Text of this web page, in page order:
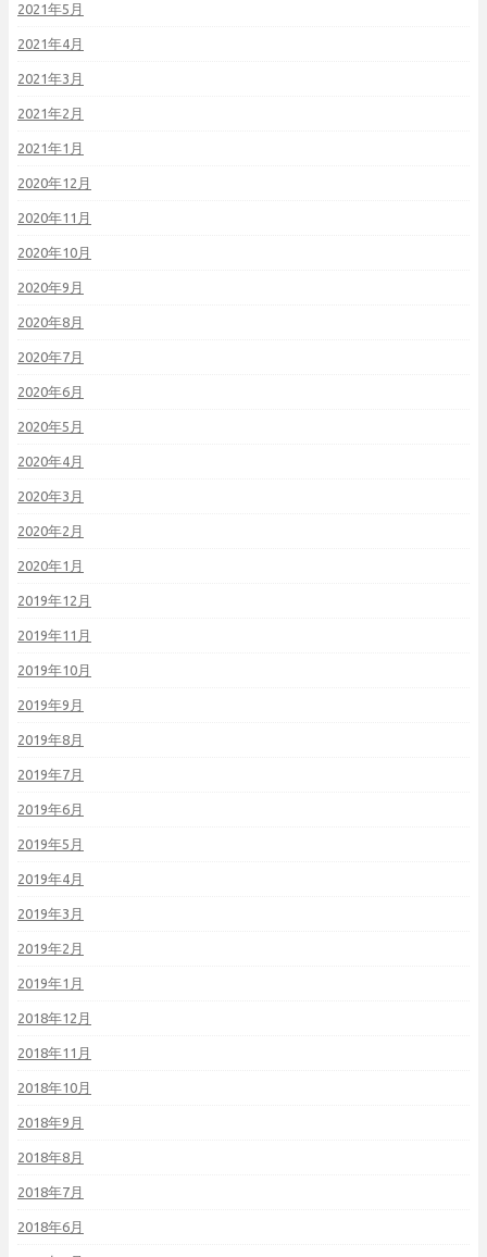
2021年5月
2021年4月
2021年3月
2021年2月
2021年1月
2020年12月
2020年11月
2020年10月
2020年9月
2020年8月
2020年7月
2020年6月
2020年5月
2020年4月
2020年3月
2020年2月
2020年1月
2019年12月
2019年11月
2019年10月
2019年9月
2019年8月
2019年7月
2019年6月
2019年5月
2019年4月
2019年3月
2019年2月
2019年1月
2018年12月
2018年11月
2018年10月
2018年9月
2018年8月
2018年7月
2018年6月